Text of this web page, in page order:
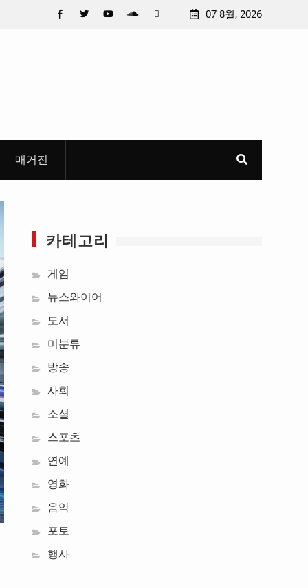
중요 메일메일 제목정준호 의원, 축구협회 슬그머니 만
07 8월, 2026
매거진
카테고리
게임
뉴스와이어
도서
미분류
방송
사회
소셜
스포츠
연예
영화
음악
포토
행사